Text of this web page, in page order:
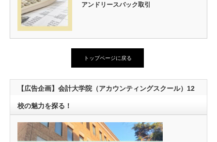
アンドリースバック取引
トップページに戻る
【広告企画】会計大学院（アカウンティングスクール）12
校の魅力を探る！